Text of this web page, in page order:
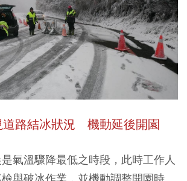
道路結冰狀況 機動延後開園
氣溫驟降最低之時段，此時工作人